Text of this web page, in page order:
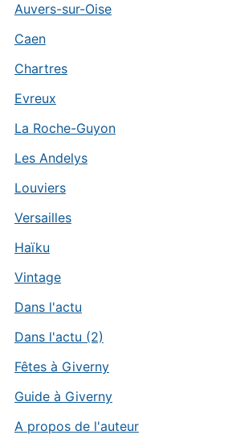
Auvers-sur-Oise
Caen
Chartres
Evreux
La Roche-Guyon
Les Andelys
Louviers
Versailles
Haïku
Vintage
Dans l'actu
Dans l'actu (2)
Fêtes à Giverny
Guide à Giverny
A propos de l'auteur